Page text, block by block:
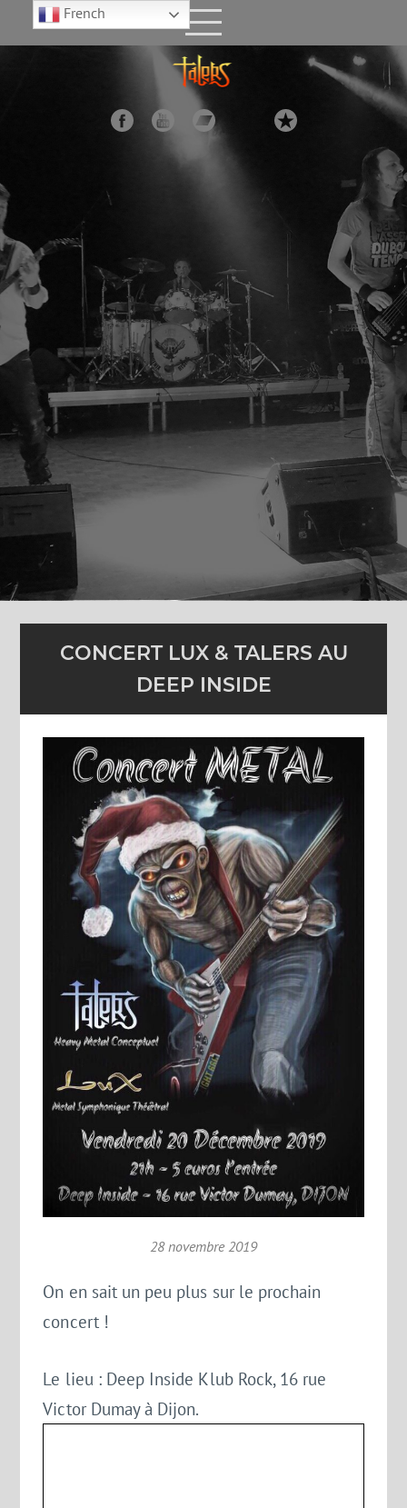
CONCERT LUX & TALERS AU
DEEP INSIDE
28 novembre 2019
On en sait un peu plus sur le prochain
concert !
Le lieu : Deep Inside Klub Rock, 16 rue
Victor Dumay à Dijon.
French